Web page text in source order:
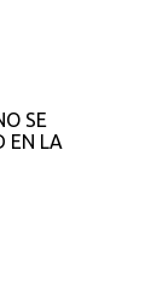
SE
EN LA